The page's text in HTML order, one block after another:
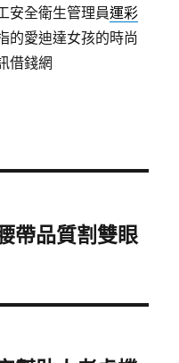
安全衛生管理員運彩
的愛迪達女孩的時尚
借錢網
帶品質割雙眼